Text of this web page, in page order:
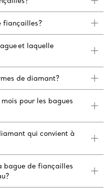
fiançailles?
et laquelle
de diamant?
pour les bagues
qui convient à
bague de fiançailles